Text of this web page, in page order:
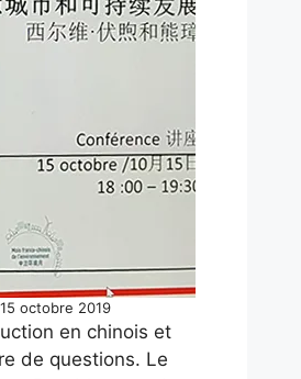
octobre 2019
en chinois et
de questions. Le